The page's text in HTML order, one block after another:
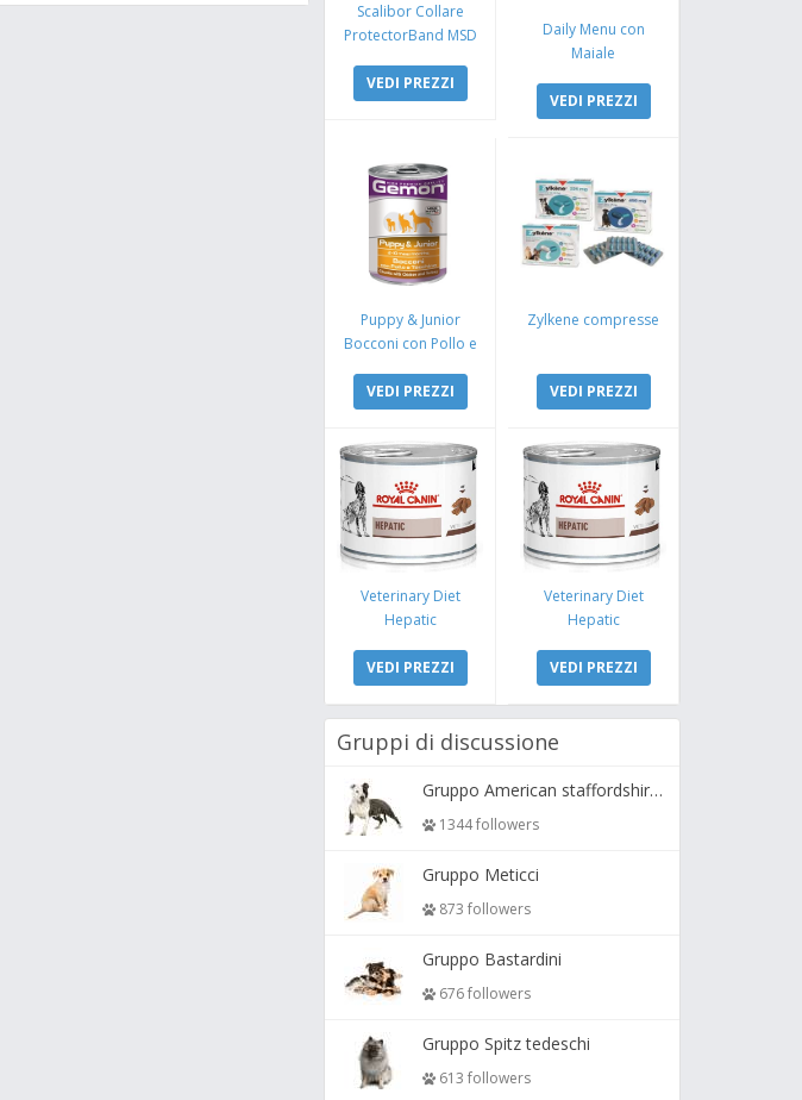
Scalibor Collare
ProtectorBand MSD
VEDI PREZZI
Daily Menu con
Maiale
VEDI PREZZI
Puppy & Junior
Bocconi con Pollo e
VEDI PREZZI
Zylkene compresse
VEDI PREZZI
Veterinary Diet
Hepatic
VEDI PREZZI
Veterinary Diet
Hepatic
VEDI PREZZI
Gruppi di discussione
Gruppo American staffordshire terrier ( amstaff, amastaff )
1344 followers
Gruppo Meticci
873 followers
Gruppo Bastardini
676 followers
Gruppo Spitz tedeschi
613 followers